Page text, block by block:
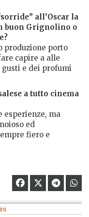
all’Oscar la
buon Grignolino o
produzione porto
capire a alle
gusti e dei profumi
a tutto cinema
esperienze, ma
ed
fiero e